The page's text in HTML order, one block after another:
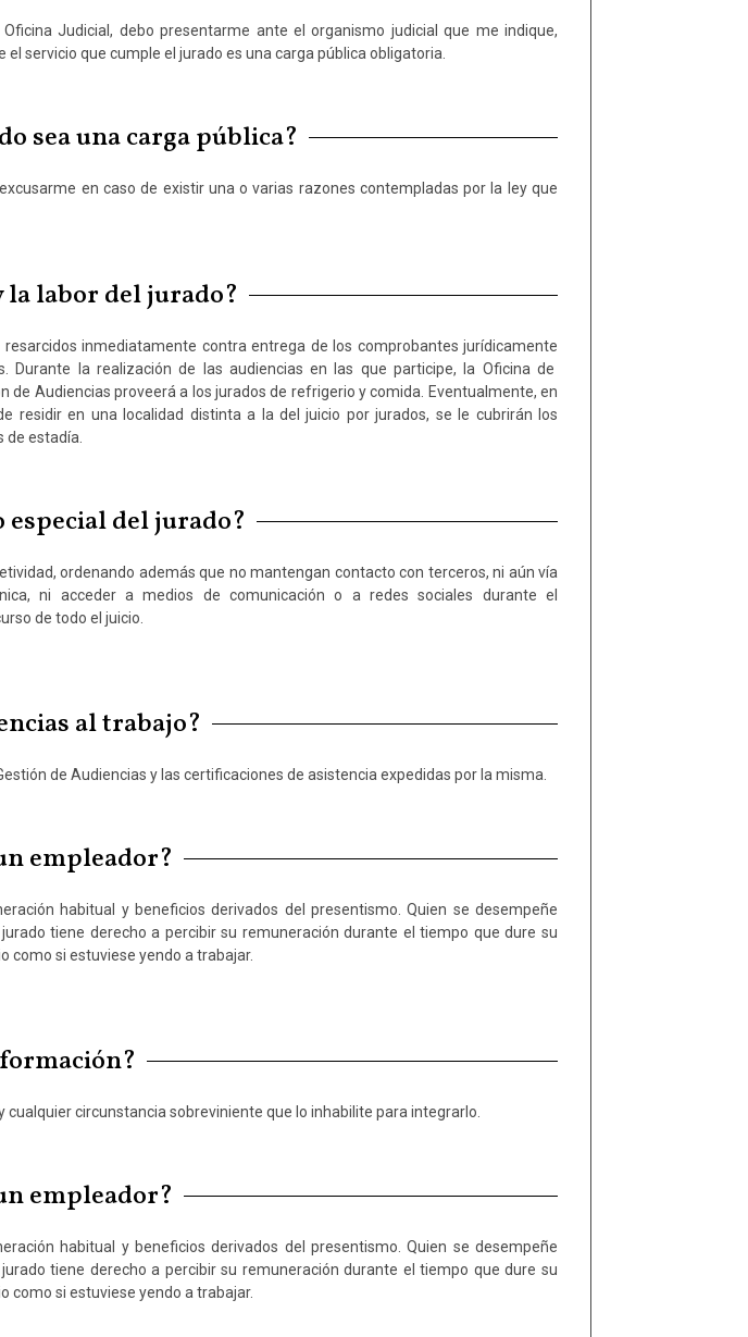
el servicio que cumple el jurado es una carga pública obligatoria.
sea una carga pública?
en caso de existir una o varias razones contempladas por la ley que
la labor del jurado?
de estadía.
del jurado?
de todo el juicio.
al trabajo?
de Audiencias y las certificaciones de asistencia expedidas por la misma.
empleador?
como si estuviese yendo a trabajar.
circunstancia sobreviniente que lo inhabilite para integrarlo.
empleador?
como si estuviese yendo a trabajar.